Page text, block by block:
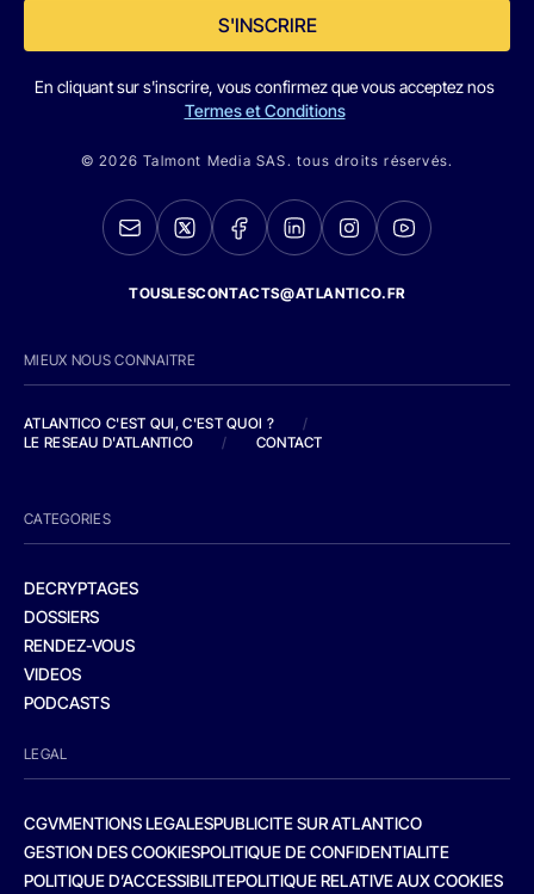
S'INSCRIRE
En cliquant sur s'inscrire, vous confirmez que vous acceptez nos
Termes et Conditions
© 2026 Talmont Media SAS. tous droits réservés.
TOUSLESCONTACTS@ATLANTICO.FR
MIEUX NOUS CONNAITRE
ATLANTICO C'EST QUI, C'EST QUOI ?
/
LE RESEAU D'ATLANTICO
/ CONTACT
CATEGORIES
DECRYPTAGES
DOSSIERS
RENDEZ-VOUS
VIDEOS
PODCASTS
LEGAL
CGVMENTIONS LEGALESPUBLICITE SUR ATLANTICO
GESTION DES COOKIESPOLITIQUE DE CONFIDENTIALITE
POLITIQUE D’ACCESSIBILITEPOLITIQUE RELATIVE AUX COOKIES